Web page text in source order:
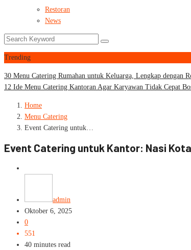
Restoran
News
Trending
30 Menu Catering Rumahan untuk Keluarga, Lengkap dengan
12 Ide Menu Catering Kantoran Agar Karyawan Tidak Cepat
Home
Menu Catering
Event Catering untuk…
Event Catering untuk Kantor: Nasi
admin
Oktober 6, 2025
0
551
40 minutes read